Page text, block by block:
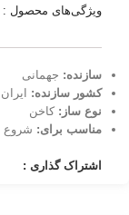
ویژگی‌های محصول :
سازنده: جهمانی
کشور سازنده: ایران
نوع ساز: کاخن
مناسب برای: شروع
اشتراک گذاری :